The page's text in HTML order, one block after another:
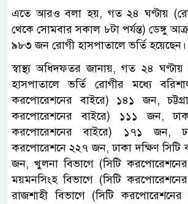
এতে আরও বলা হয়, গত ২৪ ঘণ্টায়
থেকে সোমবার সকাল ৮টা পর্যন্ত) ডেঙ্গু
৯৮৩ জন রোগী হাসপাতালে ভর্তি হয়েছেন।
স্বাস্থ্য অধিদফতর জানায়, গত ২৪ ঘণ্টায়
হাসপাতালে ভর্তি রোগীর মধ্যে
করপোরেশনের বাইরে) ১৪১ জন,
করপোরেশনের বাইরে) ১১১ জন,
করপোরেশনের বাইরে) ১৭১ জন,
করপোরেশনে ২২৭ জন, ঢাকা দক্ষিণ
জন, খুলনা বিভাগে (সিটি
ময়মনসিংহ বিভাগে (সিটি
রাজশাহী বিভাগে (সিটি